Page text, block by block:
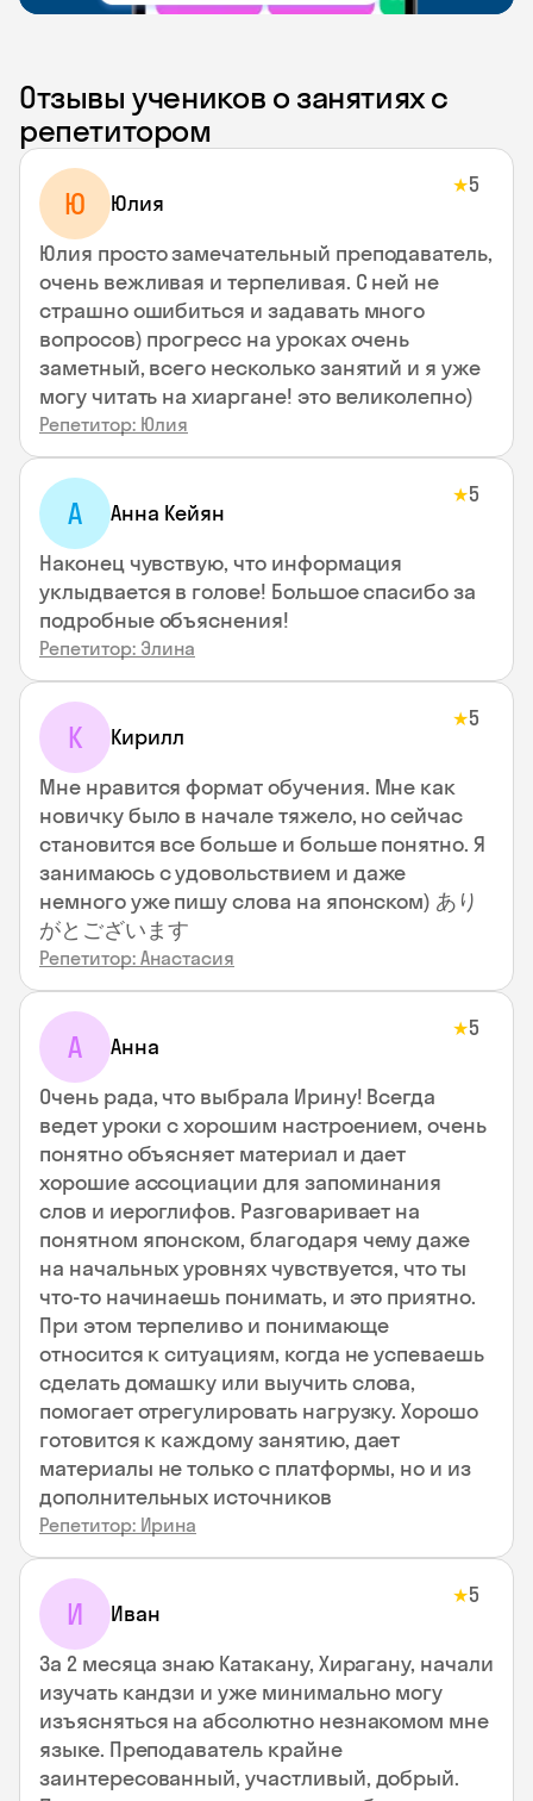
Отзывы учеников о занятиях с
репетитором
Ю Юлия
★5
Юлия просто замечательный преподаватель,
очень вежливая и терпеливая. С ней не
страшно ошибиться и задавать много
вопросов) прогресс на уроках очень
заметный, всего несколько занятий и я уже
могу читать на хиаргане! это великолепно)
Репетитор: Юлия
А Анна Кейян
★5
Наконец чувствую, что информация
уклыдвается в голове! Большое спасибо за
подробные объяснения!
Репетитор: Элина
К Кирилл
★5
Мне нравится формат обучения. Мне как
новичку было в начале тяжело, но сейчас
становится все больше и больше понятно. Я
занимаюсь с удовольствием и даже
немного уже пишу слова на японском) あり
がとございます
Репетитор: Анастасия
А Анна
★5
Очень рада, что выбрала Ирину! Всегда
ведет уроки с хорошим настроением, очень
понятно объясняет материал и дает
хорошие ассоциации для запоминания
слов и иероглифов. Разговаривает на
понятном японском, благодаря чему даже
на начальных уровнях чувствуется, что ты
что-то начинаешь понимать, и это приятно.
При этом терпеливо и понимающе
относится к ситуациям, когда не успеваешь
сделать домашку или выучить слова,
помогает отрегулировать нагрузку. Хорошо
готовится к каждому занятию, дает
материалы не только с платформы, но и из
дополнительных источников
Репетитор: Ирина
И Иван
★5
За 2 месяца знаю Катакану, Хирагану, начали
изучать кандзи и уже минимально могу
изъясняться на абсолютно незнакомом мне
языке. Преподаватель крайне
заинтересованный, участливый, добрый.